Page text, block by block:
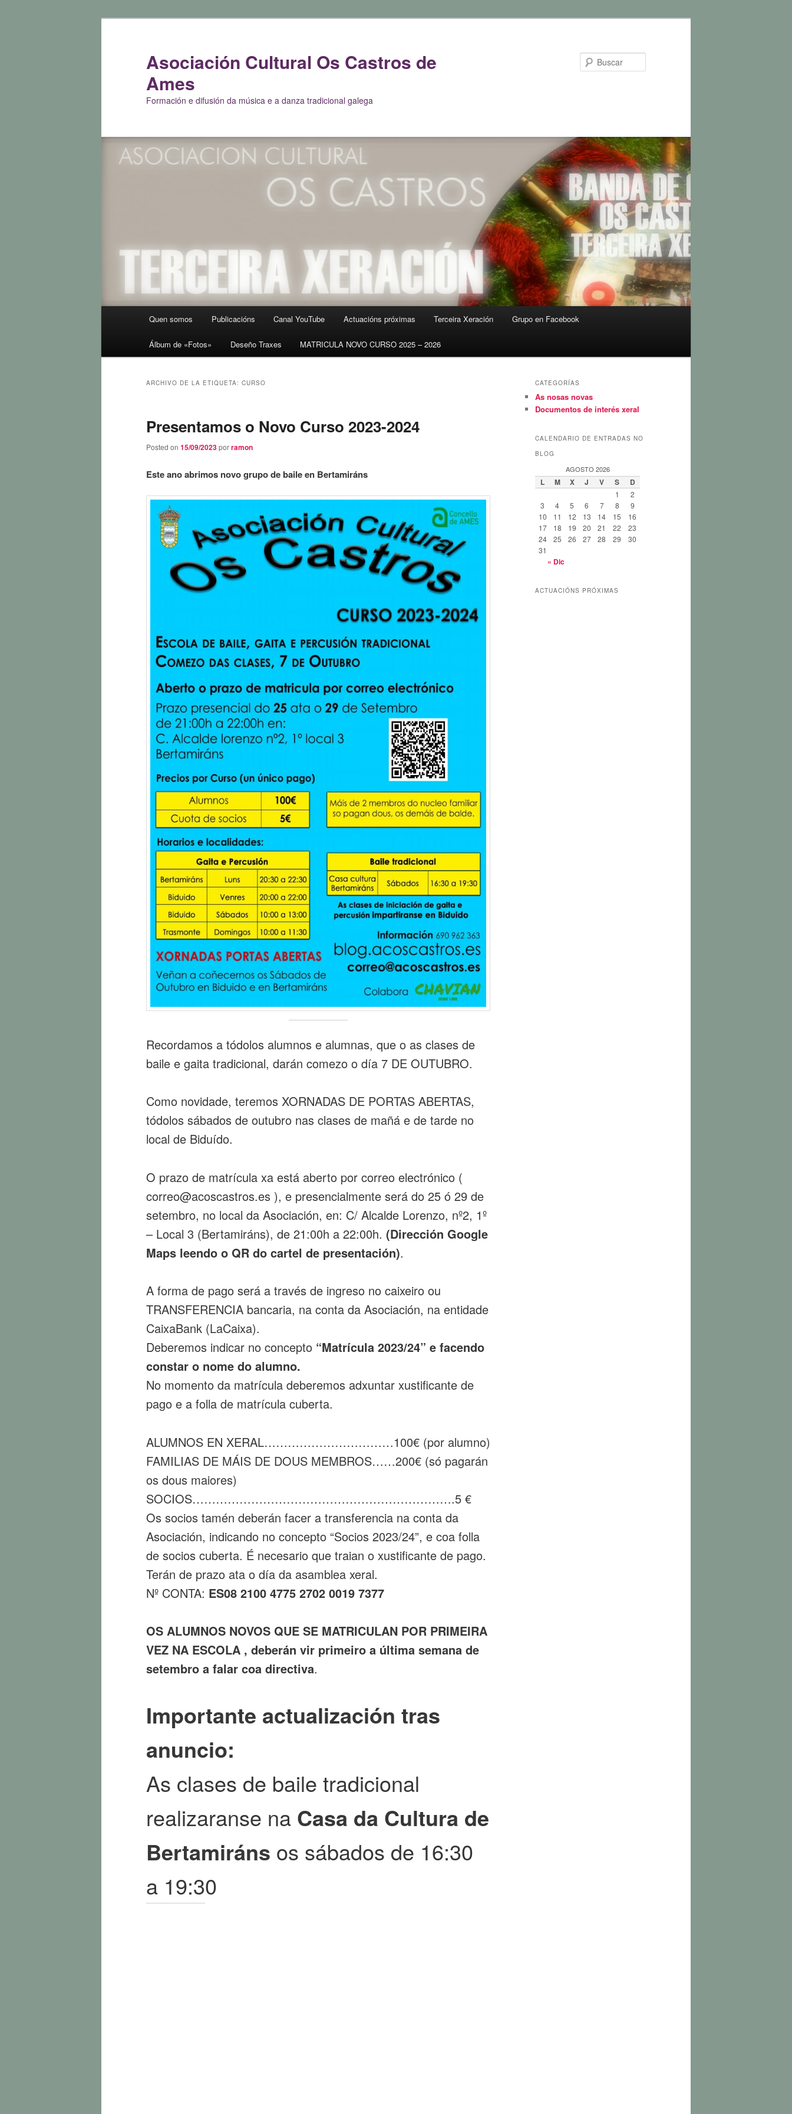
Asociación Cultural Os Castros de
Ames
Formación e difusión da música e a danza tradicional galega
Quen somos Publicacións Canal YouTube Actuacións próximas Terceira Xeración Grupo en Facebook
Álbum de «Fotos» Deseño Traxes MATRICULA NOVO CURSO 2025 – 2026
ARCHIVO DE LA ETIQUETA: CURSO
Presentamos o Novo Curso 2023-2024
Posted on 15/09/2023porramon
Este ano abrimos novo grupo de baile en Bertamiráns
Recordamos a tódolos alumnos e alumnas, que o as clases de
baile e gaita tradicional, darán comezo o día 7 DE OUTUBRO.
Como novidade, teremos XORNADAS DE PORTAS ABERTAS,
tódolos sábados de outubro nas clases de mañá e de tarde no
local de Biduído.
O prazo de matrícula xa está aberto por correo electrónico (
correo@acoscastros.es ), e presencialmente será do 25 ó 29 de
setembro, no local da Asociación, en: C/ Alcalde Lorenzo, nº2, 1º
– Local 3 (Bertamiráns), de 21:00h a 22:00h. (Dirección Google
Maps leendo o QR do cartel de presentación).
A forma de pago será a través de ingreso no caixeiro ou
TRANSFERENCIA bancaria, na conta da Asociación, na entidade
CaixaBank (LaCaixa).
Deberemos indicar no concepto “Matrícula 2023/24” e facendo
constar o nome do alumno.
No momento da matrícula deberemos adxuntar xustificante de
pago e a folla de matrícula cuberta.
ALUMNOS EN XERAL……………………………100€ (por alumno)
FAMILIAS DE MÁIS DE DOUS MEMBROS……200€ (só pagarán
os dous maiores)
SOCIOS………………………………………………………….5 €
Os socios tamén deberán facer a transferencia na conta da
Asociación, indicando no concepto “Socios 2023/24”, e coa folla
de socios cuberta. É necesario que traian o xustificante de pago.
Terán de prazo ata o día da asamblea xeral.
Nº CONTA: ES08 2100 4775 2702 0019 7377
OS ALUMNOS NOVOS QUE SE MATRICULAN POR PRIMEIRA
VEZ NA ESCOLA , deberán vir primeiro a última semana de
setembro a falar coa directiva.
Importante actualización tras
anuncio:
As clases de baile tradicional
realizaranse na Casa da Cultura de
Bertamiráns os sábados de 16:30
a 19:30
CATEGORÍAS
As nosas novas
Documentos de interés xeral
CALENDARIO DE ENTRADAS NO
BLOG
AGOSTO 2026
L M X J V S D
1
2
3
4 5 6 7 8
9
10
11 12 13 14 15
16
17
18 19 20 21 22
23
24
25 26 27 28 29
30
31
« Dic
ACTUACIÓNS PRÓXIMAS